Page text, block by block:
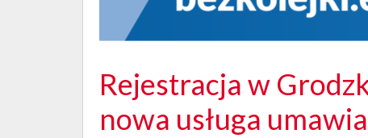
Rejestracja w
nowa usługa